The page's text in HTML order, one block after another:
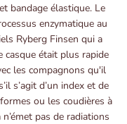
bandage élastique. Le
enzymatique au
Ryberg Finsen qui a
casque était plus rapide
les compagnons qu'il
s’agit d’un index et de
ou les coudières à
pas de radiations